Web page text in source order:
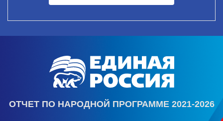
ОТЧЕТ ПО НАРОДНОЙ ПРОГРАММЕ 2021-2026